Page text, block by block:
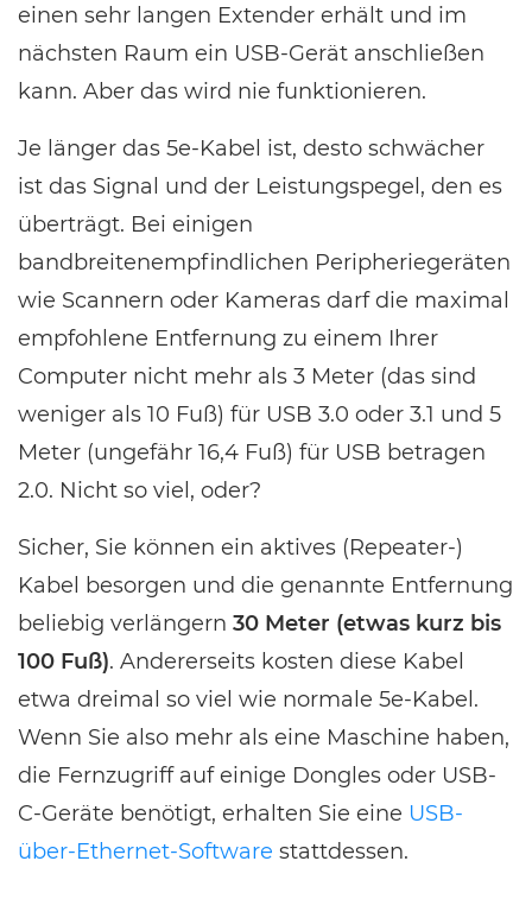
einen sehr langen Extender erhält und im
nächsten Raum ein USB-Gerät anschließen
kann. Aber das wird nie funktionieren.
Je länger das 5e-Kabel ist, desto schwächer
ist das Signal und der Leistungspegel, den es
überträgt. Bei einigen
bandbreitenempfindlichen Peripheriegeräten
wie Scannern oder Kameras darf die maximal
empfohlene Entfernung zu einem Ihrer
Computer nicht mehr als 3 Meter (das sind
weniger als 10 Fuß) für USB 3.0 oder 3.1 und 5
Meter (ungefähr 16,4 Fuß) für USB betragen
2.0. Nicht so viel, oder?
Sicher, Sie können ein aktives (Repeater-)
Kabel besorgen und die genannte Entfernung
beliebig verlängern 30 Meter (etwas kurz bis
100 Fuß). Andererseits kosten diese Kabel
etwa dreimal so viel wie normale 5e-Kabel.
Wenn Sie also mehr als eine Maschine haben,
die Fernzugriff auf einige Dongles oder USB-
C-Geräte benötigt, erhalten Sie eine USB-
über-Ethernet-Software stattdessen.